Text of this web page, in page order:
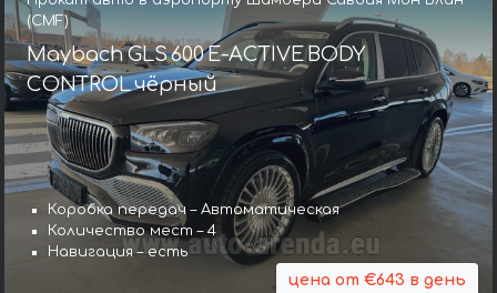
(CMF)
Maybach GLS 600 E-ACTIVE BODY
CONTROL чёрный
Коробка передач – Автоматическая
Количество мест – 4
Навигация – есть
цена от €643 в день